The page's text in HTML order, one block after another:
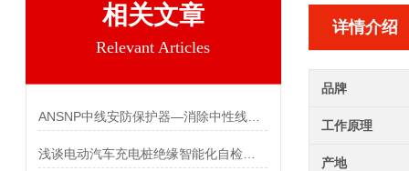
相关文章
Relevant Articles
详情介绍
品牌
工作原理
产地